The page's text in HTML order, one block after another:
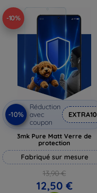
-10%
-10%
Réduction
avec
coupon
EXTRA10
3mk Pure Matt Verre de
protection
Fabriqué sur mesure
13,90 €
12,50 €